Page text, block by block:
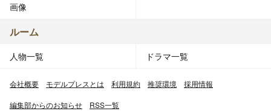
画像
ルーム
人物一覧 ドラマ一覧
会社概要 モデルプレスとは 利用規約 推奨環境 採用情報
編集部からのお知らせ RSS一覧